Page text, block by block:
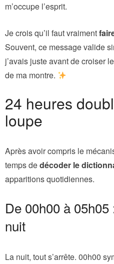
m’occupe l’esprit.
Je crois qu’il faut vraiment
Souvent, ce message valide
j’avais juste avant de croiser
de ma montre.
24 heures
loupe
Après avoir compris le
temps dedécoder le
apparitions quotidiennes.
De 00h00 à
nuit
La nuit, tout s’arrête. 00h00